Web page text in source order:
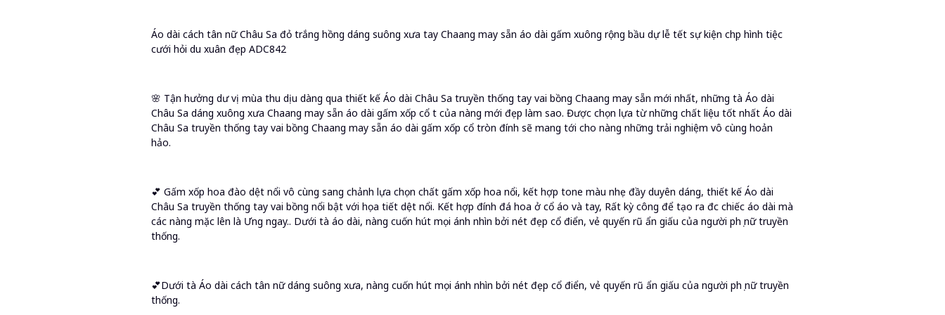
Áo dài cách tân nữ Châu Sa đỏ trắng hồng dáng suông xưa tay Chaang may sẵn áo dài gấm xuông rộng bầu dự lễ tết sự kiện chụp hình tiệc
cưới hỏi du xuân đẹp ADC842
🌸 Tận hưởng dư vị mùa thu dịu dàng qua thiết kế Áo dài Châu Sa truyền thống tay vai bồng Chaang may sẵn mới nhất, những tà Áo dài
Châu Sa dáng xuông xưa Chaang may sẵn áo dài gấm xốp cổ t của nàng mới đẹp làm sao. Được chọn lựa từ những chất liệu tốt nhất Áo dài
Châu Sa truyền thống tay vai bồng Chaang may sẵn áo dài gấm xốp cổ tròn đính sẽ mang tới cho nàng những trải nghiệm vô cùng hoản
hảo.
💕 Gấm xốp hoa đào dệt nổi vô cùng sang chảnh lựa chọn chất gấm xốp hoa nổi, kết hợp tone màu nhẹ đầy duyên dáng, thiết kế Áo dài
Châu Sa truyền thống tay vai bồng nổi bật với họa tiết dệt nổi. Kết hợp đính đá hoa ở cổ áo và tay, Rất kỳ công để tạo ra đc chiếc áo dài mà
các nàng mặc lên là Ưng ngay.. Dưới tà áo dài, nàng cuốn hút mọi ánh nhìn bởi nét đẹp cổ điển, vẻ quyến rũ ẩn giấu của người phụ nữ truyền
thống.
💕Dưới tà Áo dài cách tân nữ dáng suông xưa, nàng cuốn hút mọi ánh nhìn bởi nét đẹp cổ điển, vẻ quyến rũ ẩn giấu của người phụ nữ truyền
thống.